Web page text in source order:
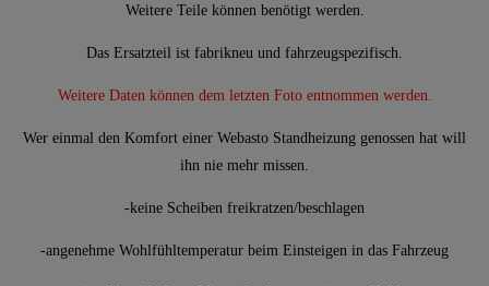
Weitere Teile können benötigt werden.
Das Ersatzteil ist fabrikneu und fahrzeugspezifisch.
Weitere Daten können dem letzten Foto entnommen werden.
Wer einmal den Komfort einer Webasto Standheizung genossen hat will
ihn nie mehr missen.
-keine Scheiben freikratzen/beschlagen
-angenehme Wohlfühltemperatur beim Einsteigen in das Fahrzeug